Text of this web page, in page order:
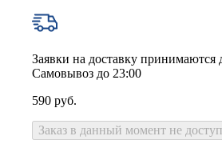
Заявки на доставку принимаются
Самовывоз до 23:00
590 руб.
Заказ в данный момент не